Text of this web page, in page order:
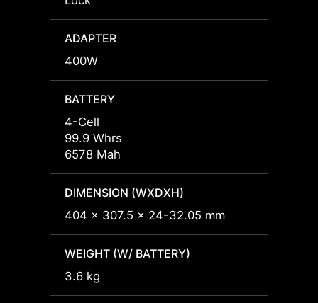
ADAPTER
400W
BATTERY
4-Cell
99.9 Whrs
6578 Mah
DIMENSION (WXDXH)
404 x 307.5 x 24-32.05 mm
WEIGHT (W/ BATTERY)
3.6 kg